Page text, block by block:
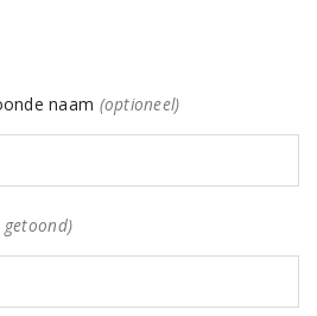
naam (optioneel)